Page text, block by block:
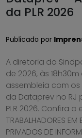
da PLR 2026
Publicado por
A diretoria do
de 2026, às
assembleia com
da Dataprev no RJ
PLR 2026. Confira o
TRABALHADORES EM
PRIVADOS DE